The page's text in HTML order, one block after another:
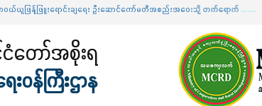
ြူးရောင်းချရေး ဦးဆောင်ကော်မတီအစည်းအဝေးသို့ တက်ရောက်.......ပြည်ထော
ငံတော်အစိုးရ
ဝန်ကြီးဌာန